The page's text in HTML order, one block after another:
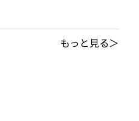
もっと見る＞